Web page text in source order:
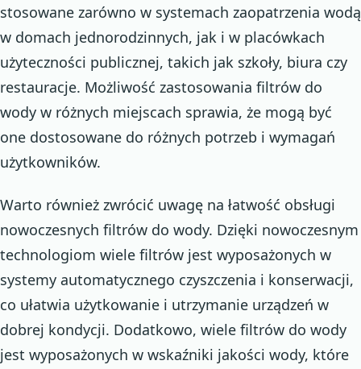
stosowane zarówno w systemach zaopatrzenia wodą
w domach jednorodzinnych, jak i w placówkach
użyteczności publicznej, takich jak szkoły, biura czy
restauracje. Możliwość zastosowania filtrów do
wody w różnych miejscach sprawia, że mogą być
one dostosowane do różnych potrzeb i wymagań
użytkowników.
Warto również zwrócić uwagę na łatwość obsługi
nowoczesnych filtrów do wody. Dzięki nowoczesnym
technologiom wiele filtrów jest wyposażonych w
systemy automatycznego czyszczenia i konserwacji,
co ułatwia użytkowanie i utrzymanie urządzeń w
dobrej kondycji. Dodatkowo, wiele filtrów do wody
jest wyposażonych w wskaźniki jakości wody, które